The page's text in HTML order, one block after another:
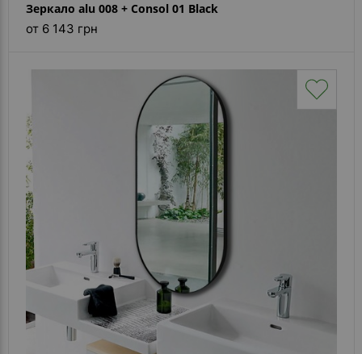
Зеркало alu 008 + Consol 01 Black
от 6 143 грн